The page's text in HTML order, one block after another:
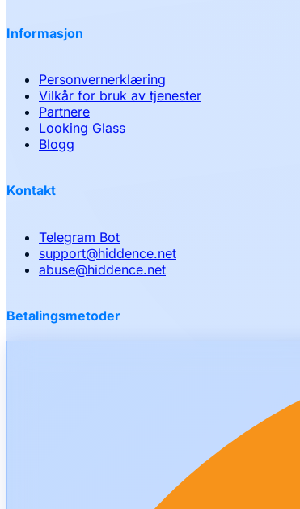
Informasjon
Personvernerklæring
Vilkår for bruk av tjenester
Partnere
Looking Glass
Blogg
Kontakt
Telegram Bot
support@hiddence.net
abuse@hiddence.net
Betalingsmetoder